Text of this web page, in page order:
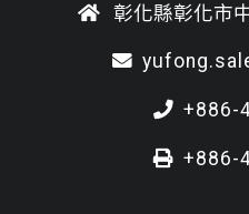
彰化縣彰化市
+886-
+886-